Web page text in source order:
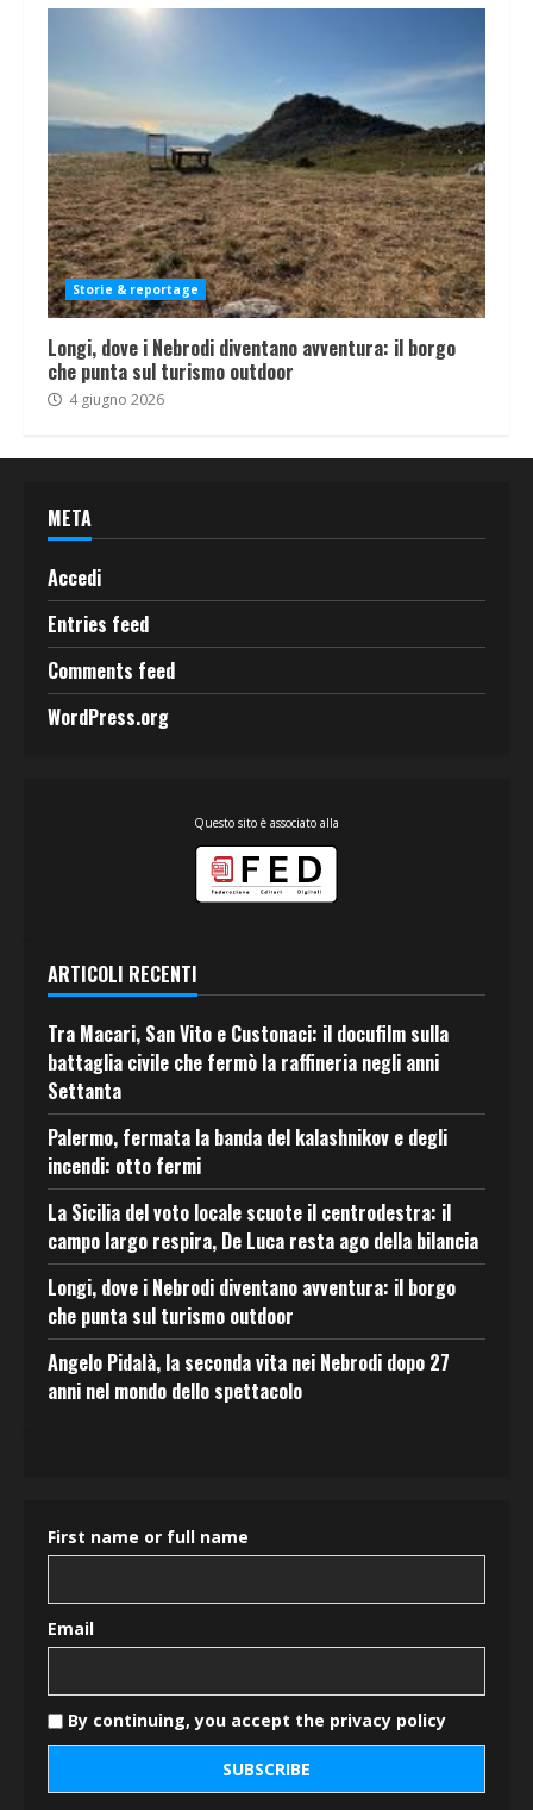
Storie & reportage
Longi, dove i Nebrodi diventano avventura: il borgo
che punta sul turismo outdoor
4 giugno 2026
META
Accedi
Entries feed
Comments feed
WordPress.org
Questo sito è associato alla
ARTICOLI RECENTI
Tra Macari, San Vito e Custonaci: il docufilm sulla
battaglia civile che fermò la raffineria negli anni
Settanta
Palermo, fermata la banda del kalashnikov e degli
incendi: otto fermi
La Sicilia del voto locale scuote il centrodestra: il
campo largo respira, De Luca resta ago della bilancia
Longi, dove i Nebrodi diventano avventura: il borgo
che punta sul turismo outdoor
Angelo Pidalà, la seconda vita nei Nebrodi dopo 27
anni nel mondo dello spettacolo
First name or full name
Email
By continuing, you accept the privacy policy